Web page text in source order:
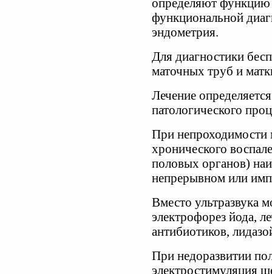
определяют
функциональной
эндометрия.
Для диагностики
маточных труб и
Лечение
патологического
При непроходимости
хронического
половых органов)
непрерывном или
Вместо ультразвука
электрофорез йода,
антибиотиков,
При недоразвитии
электростимуляция